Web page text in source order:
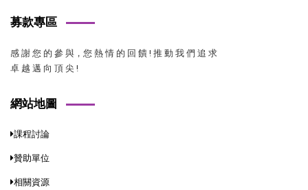
募款專區
感 謝 您 的 參 與，您 熱 情 的 回 饋 ! 推 動 我 們 追 求
卓 越 邁 向 頂 尖 !
網站地圖
課程討論
贊助單位
相關資源